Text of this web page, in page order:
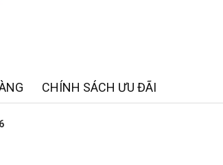
CHÍNH SÁCH ƯU ĐÃI